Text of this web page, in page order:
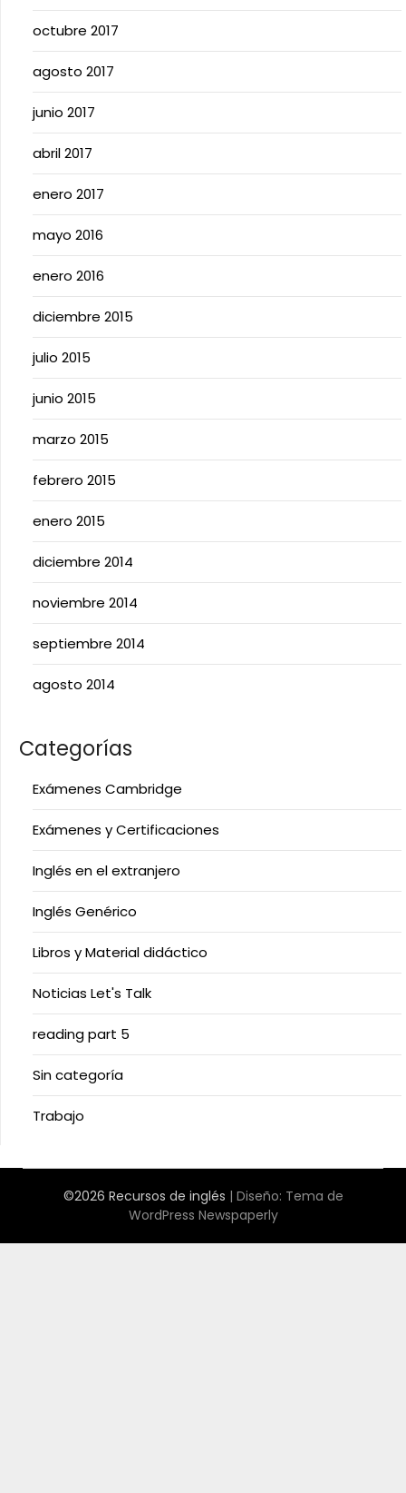
octubre 2017
agosto 2017
junio 2017
abril 2017
enero 2017
mayo 2016
enero 2016
diciembre 2015
julio 2015
junio 2015
marzo 2015
febrero 2015
enero 2015
diciembre 2014
noviembre 2014
septiembre 2014
agosto 2014
Categorías
Exámenes Cambridge
Exámenes y Certificaciones
Inglés en el extranjero
Inglés Genérico
Libros y Material didáctico
Noticias Let's Talk
reading part 5
Sin categoría
Trabajo
©2026 Recursos de inglés | Diseño: Tema de
WordPress Newspaperly